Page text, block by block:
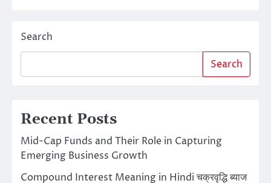
Search
Search
Recent Posts
Mid-Cap Funds and Their Role in Capturing
Emerging Business Growth
Compound Interest Meaning in Hindi चक्रवृद्धि ब्याज